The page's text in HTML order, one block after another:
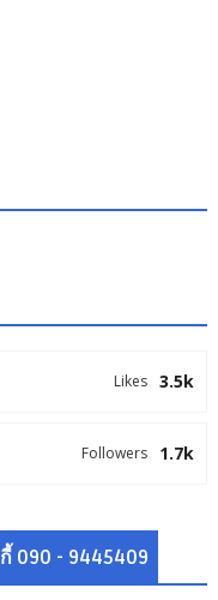
3.5k
Likes
1.7k
Followers
090 - 9445409